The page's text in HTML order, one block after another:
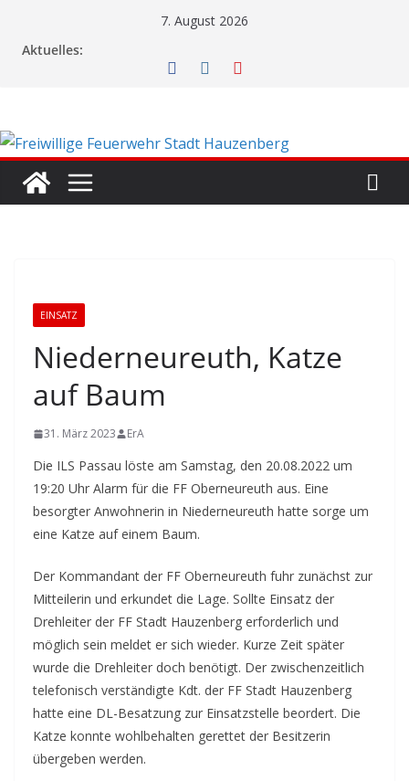
7. August 2026
Aktuelles:
EINSATZ
Niederneureuth, Katze
auf Baum
31. März 2023 ErA
Die ILS Passau löste am Samstag, den 20.08.2022 um
19:20 Uhr Alarm für die FF Oberneureuth aus. Eine
besorgter Anwohnerin in Niederneureuth hatte sorge um
eine Katze auf einem Baum.
Der Kommandant der FF Oberneureuth fuhr zunächst zur
Mitteilerin und erkundet die Lage. Sollte Einsatz der
Drehleiter der FF Stadt Hauzenberg erforderlich und
möglich sein meldet er sich wieder. Kurze Zeit später
wurde die Drehleiter doch benötigt. Der zwischenzeitlich
telefonisch verständigte Kdt. der FF Stadt Hauzenberg
hatte eine DL-Besatzung zur Einsatzstelle beordert. Die
Katze konnte wohlbehalten gerettet der Besitzerin
übergeben werden.